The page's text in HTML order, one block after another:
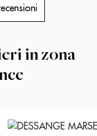
in zona